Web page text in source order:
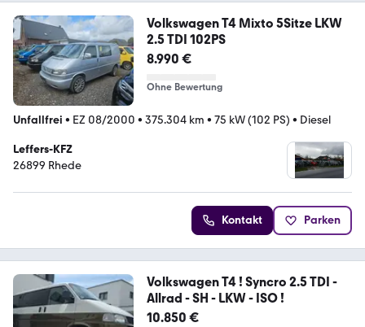
Volkswagen T4 Mixto 5Sitze LKW
2.5 TDI 102PS
8.990 €
Ohne Bewertung
Unfallfrei • EZ 08/2000 • 375.304 km • 75 kW (102 PS) • Diesel
Leffers-KFZ
26899 Rhede
Kontakt Parken
Volkswagen T4 ! Syncro 2.5 TDI -
Allrad - SH - LKW - ISO !
10.850 €